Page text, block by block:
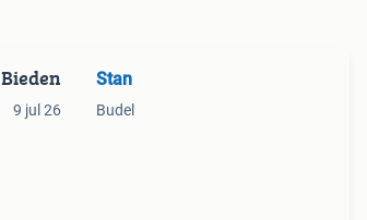
Bieden
9 jul 26
Stan
Budel